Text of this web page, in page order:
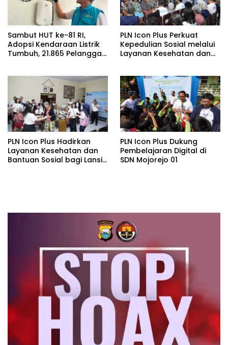
Sambut HUT ke-81 RI,
Adopsi Kendaraan Listrik
Tumbuh, 21.865 Pelanggan
pada Semester I 2026
PLN Icon Plus Perkuat
Kepedulian Sosial melalui
Layanan Kesehatan dan
PLN Icon Plus Hadirkan
Layanan Kesehatan dan
Bantuan Sosial bagi Lansia
PLN Icon Plus Dukung
Pembelajaran Digital di
SDN Mojorejo 01